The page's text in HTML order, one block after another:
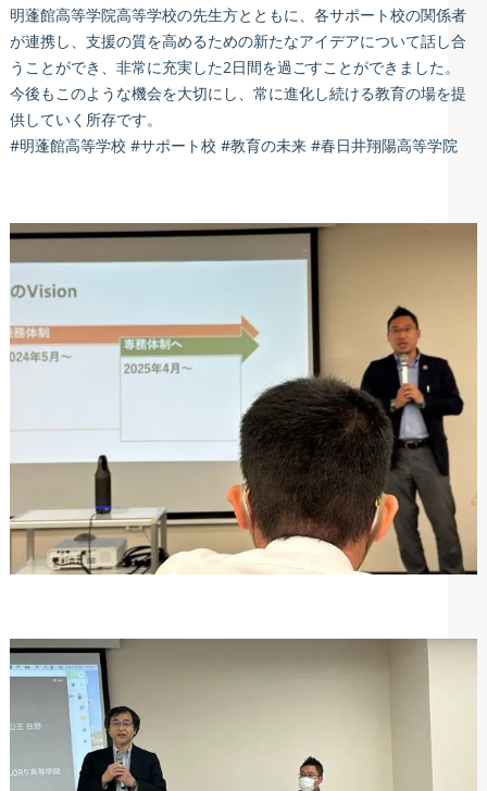
明蓬館高等学院高等学校の先生方とともに、各サポート校の関係者
が連携し、支援の質を高めるための新たなアイデアについて話し合
うことができ、非常に充実した2日間を過ごすことができました。
今後もこのような機会を大切にし、常に進化し続ける教育の場を提
供していく所存です。
#明蓬館高等学校 #サポート校 #教育の未来 #春日井翔陽高等学院